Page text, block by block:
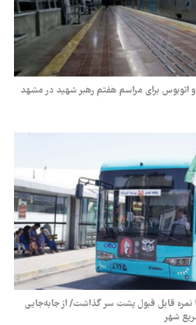
اتوبوس برای مراسم هفتم رهبر شهید در مشهد
قابل قبول پشت سر گذاشت/ از جابه‌جایی
شهر